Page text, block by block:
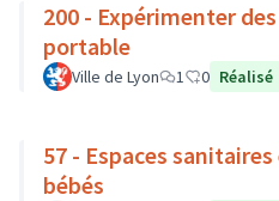
200 - Expérimenter
portable
Ville de Lyon 1 0 Réalisé
57 - Espaces
bébés